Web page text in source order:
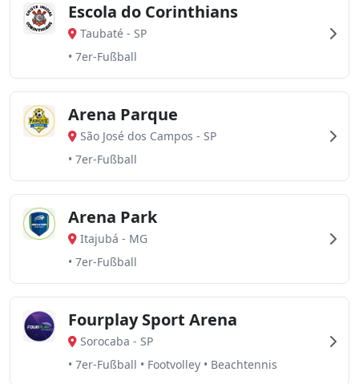
Escola do Corinthians
Taubaté - SP
• 7er-Fußball
Arena Parque
São José dos Campos - SP
• 7er-Fußball
Arena Park
Itajubá - MG
• 7er-Fußball
Fourplay Sport Arena
Sorocaba - SP
• 7er-Fußball • Footvolley • Beachtennis